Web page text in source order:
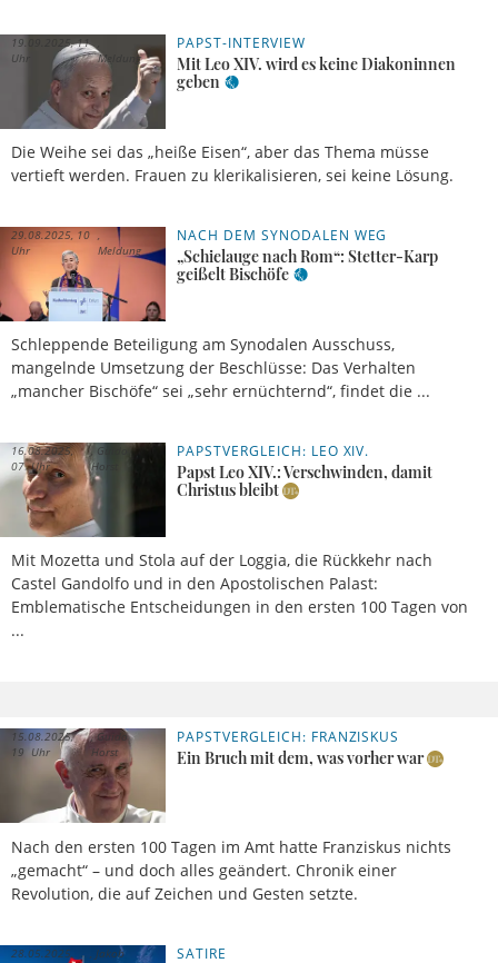
PAPST-INTERVIEW
Mit Leo XIV. wird es keine Diakoninnen
geben
Die Weihe sei das „heiße Eisen“, aber das Thema müsse
vertieft werden. Frauen zu klerikalisieren, sei keine Lösung.
19.09.2025, 11
Uhr
Meldung
NACH DEM SYNODALEN WEG
„Schielauge nach Rom“: Stetter-Karp
geißelt Bischöfe
Schleppende Beteiligung am Synodalen Ausschuss,
mangelnde Umsetzung der Beschlüsse: Das Verhalten
„mancher Bischöfe“ sei „sehr ernüchternd“, findet die ...
29.08.2025, 10
Uhr
Meldung
PAPSTVERGLEICH: LEO XIV.
Papst Leo XIV.: Verschwinden, damit
Christus bleibt
Mit Mozetta und Stola auf der Loggia, die Rückkehr nach
Castel Gandolfo und in den Apostolischen Palast:
Emblematische Entscheidungen in den ersten 100 Tagen von
...
16.08.2025,
07 Uhr
Guido
Horst
PAPSTVERGLEICH: FRANZISKUS
Ein Bruch mit dem, was vorher war
Nach den ersten 100 Tagen im Amt hatte Franziskus nichts
„gemacht“ – und doch alles geändert. Chronik einer
Revolution, die auf Zeichen und Gesten setzte.
15.08.2025,
19 Uhr
Guido
Horst
SATIRE
28.05.2025,
Jakob